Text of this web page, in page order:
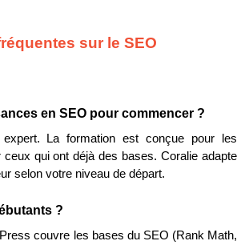
sur le SEO
en SEO pour commencer ?
expert. La formation est conçue pour les
qui ont déjà des bases. Coralie adapte
selon votre niveau de départ.
?
couvre les bases du SEO (Rank Math,